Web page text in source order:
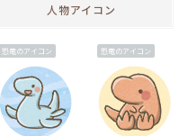
人物アイコン
恐竜のアイコン 恐竜のアイコン